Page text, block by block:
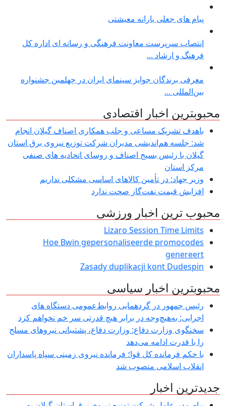
پیام های جعلی یارانه معیشتی
انتصاب سرپرست معاونت فرهنگی و رسانه ای اداره کل
فرهنگ و ارشاد ...
معرفی برندگان جوایز سینمای ایران در چهلمین جشنواره
بین‌المللی ...
محبوبترین اخبار اقتصادی
باهدف تشریک مساعی و جلب همکاری اصناف گیلان انجام
شد: جلسه هم‌اندیشی مدیران شركت توزیع نیروی برق استان
گیلان با رئیس بسیج اصناف و روسای اتحادیه های صنفی
مركز استان
وزیر جهاد: در تأمین کالاهای اساسی مشکلی نداریم
افزایش قیمت نفت‌گاز صحت ندارد
محبوب ترین اخبار ورزشی
Lizaro Session Time Limits
Hoe Bwin gepersonaliseerde promocodes
genereert
Zasady duplikacji kont Dudespin
محبوبترین اخبار سیاسی
رئیس جمهور در گردهمایی روابط‌عمومی دستگاه های
اجرایی: به‌هیچ‌وجه در برابر هیچ قدرتی سر خم نخواهم کرد
سخنگوی وزارت دفاع: وزارت دفاع، پشتیبانی نیرو‌های مسلح
را با قدرت ادامه می‌دهد
با حکم فرمانده کل قوا؛ فرمانده نیروی زمینی سپاه پاسداران
انقلاب اسلامی منصوب شد
جدیدترین اخبار